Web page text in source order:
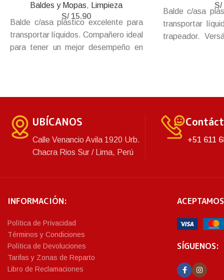
Baldes y Mopas,
Limpieza
S/15.90
Balde c/asa plástico excelente para
transportar líquidos. Compañero ideal
para tener un mejor desempeño en
resistencia del producto. Asimismo,
S/
Balde c/asa
transportar
trapeador.
cuenta con una
UBÍCANOS
Calle Venancio Avila 1920 Urb.
Chacra Rios Sur / Lima, Perú
+51 611
INFORMACIÓN:
Política de Privacidad
Términos y Condiciones
Política de Devoluciones
Tarifas y Zonas de Reparto
Libro de Reclamaciones
SÍGUENOS: